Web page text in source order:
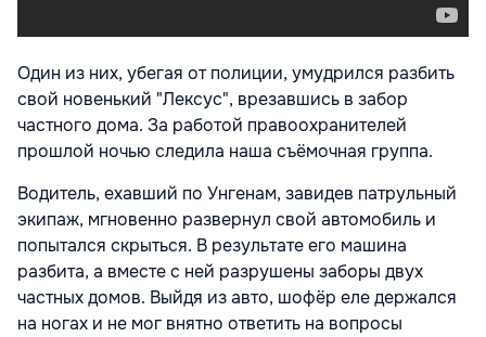
Один из них, убегая от полиции, умудрился разбить
свой новенький "Лексус", врезавшись в забор
частного дома. За работой правоохранителей
прошлой ночью следила наша съёмочная группа.
Bодитель, ехавший по Унгенам, завидев патрульный
экипаж, мгновенно развернул свой автомобиль и
попытался скрыться. В результате его машина
разбита, а вместе с ней разрушены заборы двух
частных домов. Выйдя из авто, шофёр еле держался
на ногах и не мог внятно ответить на вопросы